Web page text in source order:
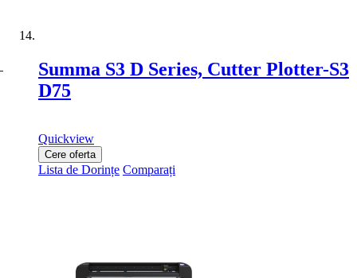
Summa S3 D Series, Cutter Plotter-S3
D75
Quickview
Cere oferta
Lista de Dorințe Comparați